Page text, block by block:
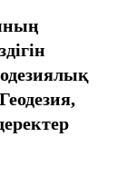
Геодезия,